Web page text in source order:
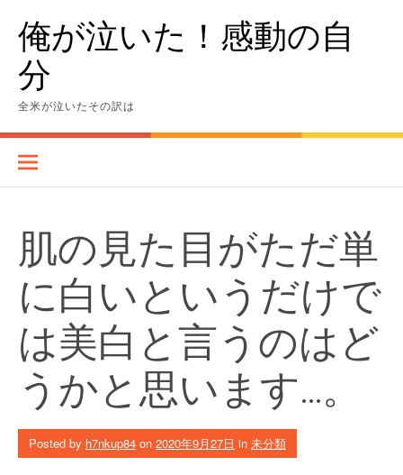
content俺が泣いた！感動の自
分
全米が泣いたその訳は
肌の見た目がただ単
に白いというだけで
は美白と言うのはど
うかと思います…。
Posted by h7nkup84 on 2020年9月27日 in 未分類